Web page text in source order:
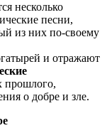
несколько
песни,
из них по-своему
и отражают
прошлого,
о добре и зле.